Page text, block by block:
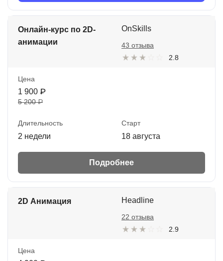
Онлайн-курс по 2D-
анимации
OnSkills
2.8
43 отзыва
Цена
1 900 ₽
5 200 ₽
Длительность
2 недели
Старт
18 августа
Подробнее
2D Анимация Headline
2.9
22 отзыва
Цена